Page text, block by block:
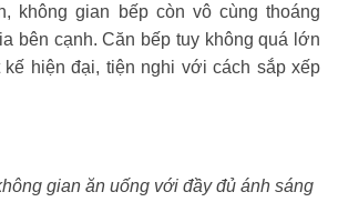
không gian bếp còn vô cùng thoáng
bên cạnh. Căn bếp tuy không quá lớn
hiện đại, tiện nghi với cách sắp xếp
gian ăn uống với đầy đủ ánh sáng